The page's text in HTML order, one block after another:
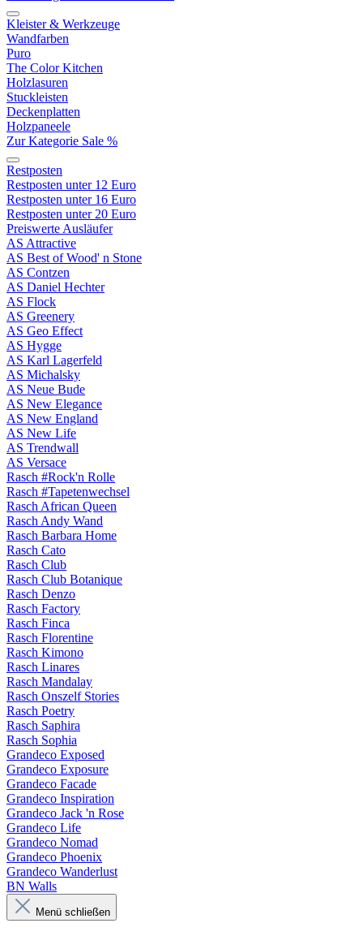
Kleister & Werkzeuge
Wandfarben
Puro
The Color Kitchen
Holzlasuren
Stuckleisten
Deckenplatten
Holzpaneele
Zur Kategorie Sale %
Restposten
Restposten unter 12 Euro
Restposten unter 16 Euro
Restposten unter 20 Euro
Preiswerte Ausläufer
AS Attractive
AS Best of Wood' n Stone
AS Contzen
AS Daniel Hechter
AS Flock
AS Greenery
AS Geo Effect
AS Hygge
AS Karl Lagerfeld
AS Michalsky
AS Neue Bude
AS New Elegance
AS New England
AS New Life
AS Trendwall
AS Versace
Rasch #Rock'n Rolle
Rasch #Tapetenwechsel
Rasch African Queen
Rasch Andy Wand
Rasch Barbara Home
Rasch Cato
Rasch Club
Rasch Club Botanique
Rasch Denzo
Rasch Factory
Rasch Finca
Rasch Florentine
Rasch Kimono
Rasch Linares
Rasch Mandalay
Rasch Onszelf Stories
Rasch Poetry
Rasch Saphira
Rasch Sophia
Grandeco Exposed
Grandeco Exposure
Grandeco Facade
Grandeco Inspiration
Grandeco Jack 'n Rose
Grandeco Life
Grandeco Nomad
Grandeco Phoenix
Grandeco Wanderlust
BN Walls
Menü schließen